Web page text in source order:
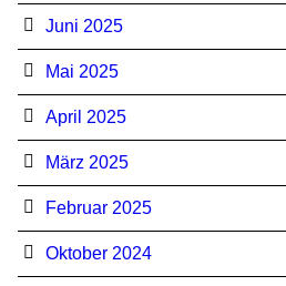
Juni 2025
Mai 2025
April 2025
März 2025
Februar 2025
Oktober 2024